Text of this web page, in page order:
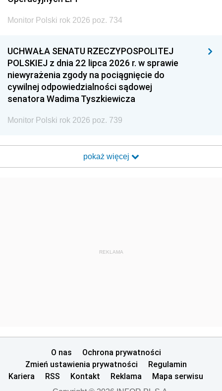
Monitor Polski rok 2026 poz. 734
UCHWAŁA SENATU RZECZYPOSPOLITEJ
POLSKIEJ z dnia 22 lipca 2026 r. w sprawie
niewyrażenia zgody na pociągnięcie do
cywilnej odpowiedzialności sądowej
senatora Wadima Tyszkiewicza
Monitor Polski rok 2026 poz. 739
pokaż więcej
REKLAMA
O nas
Ochrona prywatności
Zmień ustawienia prywatności
Regulamin
Kariera
RSS Kontakt Reklama Mapa serwisu